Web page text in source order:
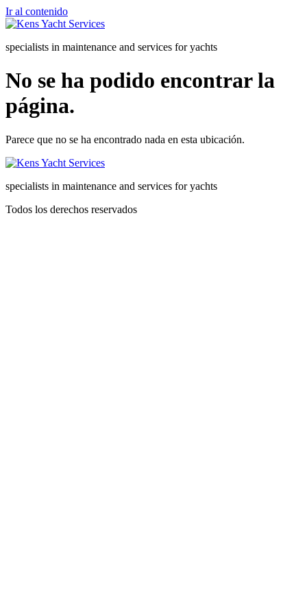
Ir al contenido
specialists in maintenance and services for yachts
No se ha podido encontrar la
página.
Parece que no se ha encontrado nada en esta ubicación.
specialists in maintenance and services for yachts
Todos los derechos reservados